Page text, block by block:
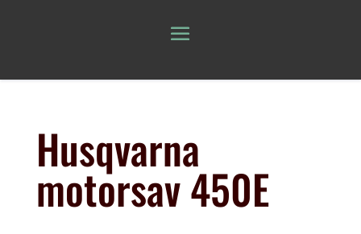
Husqvarna
motorsav 450E